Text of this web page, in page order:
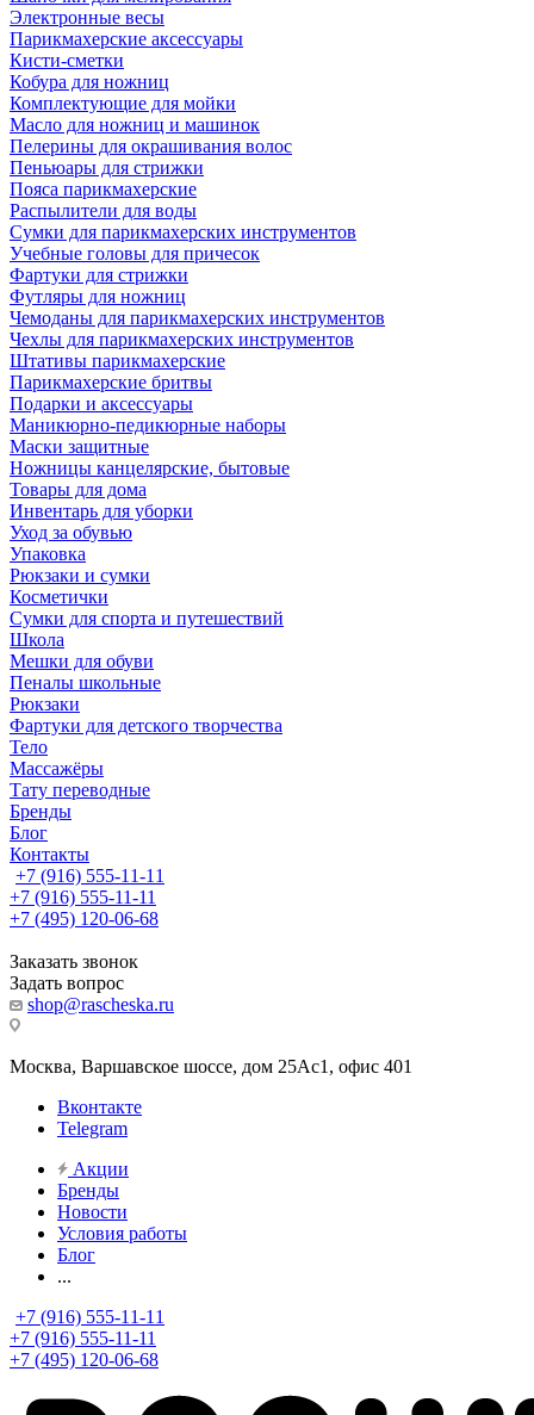
Электронные весы
Парикмахерские аксессуары
Кисти-сметки
Кобура для ножниц
Комплектующие для мойки
Масло для ножниц и машинок
Пелерины для окрашивания волос
Пеньюары для стрижки
Пояса парикмахерские
Распылители для воды
Сумки для парикмахерских инструментов
Учебные головы для причесок
Фартуки для стрижки
Футляры для ножниц
Чемоданы для парикмахерских инструментов
Чехлы для парикмахерских инструментов
Штативы парикмахерские
Парикмахерские бритвы
Подарки и аксессуары
Маникюрно-педикюрные наборы
Маски защитные
Ножницы канцелярские, бытовые
Товары для дома
Инвентарь для уборки
Уход за обувью
Упаковка
Рюкзаки и сумки
Косметички
Сумки для спорта и путешествий
Школа
Мешки для обуви
Пеналы школьные
Рюкзаки
Фартуки для детского творчества
Тело
Массажёры
Тату переводные
Бренды
Блог
Контакты
+7 (916) 555-11-11
+7 (916) 555-11-11
+7 (495) 120-06-68
Заказать звонок
Задать вопрос
shop@rascheska.ru
Москва, Варшавское шоссе, дом 25Аc1, офис 401
Вконтакте
Telegram
Акции
Бренды
Новости
Условия работы
Блог
...
+7 (916) 555-11-11
+7 (916) 555-11-11
+7 (495) 120-06-68